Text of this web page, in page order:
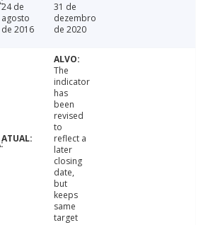
24 de
agosto
de 2016
31 de
dezembro
de 2020
The
indicator
has
been
revised
to
reflect a
later
closing
date,
but
keeps
same
target